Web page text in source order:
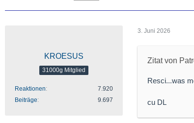
KROESUS
31000g Mitglied
Reaktionen
7.920
Beiträge
9.697
3. Juni 2026
Zitat von
Resci...was
cu DL